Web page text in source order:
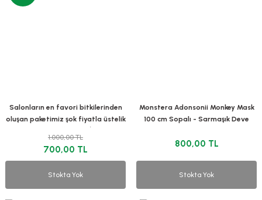
Salonların en favori bitkilerinden
oluşan paketimiz şok fiyatla üstelik
1.000,00 TL
700,00 TL
Stokta Yok
Monstera Adonsonii Monkey Mask
100 cm Sopalı - Sarmaşık Deve
800,00 TL
Stokta Yok